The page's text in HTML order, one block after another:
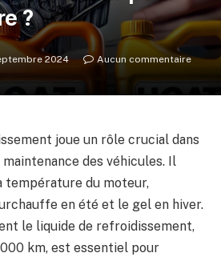
?
2024 Aucun commentaire
joue un rôle crucial dans
des véhicules. Il
température du moteur,
en été et le gel en hiver.
le liquide de refroidissement,
km, est essentiel pour